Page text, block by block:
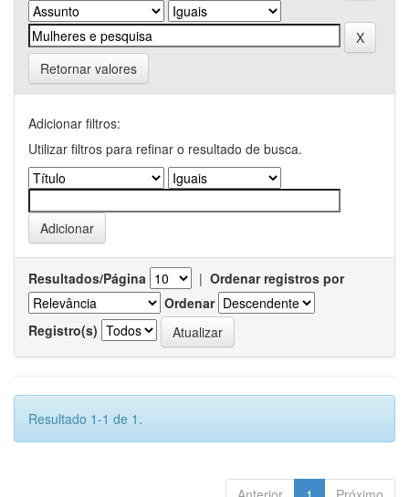
Retornar valores
Adicionar filtros:
Utilizar filtros para refinar o resultado de busca.
Resultados/Página | Ordenar registros por
Ordenar
Registro(s)
Resultado 1-1 de 1.